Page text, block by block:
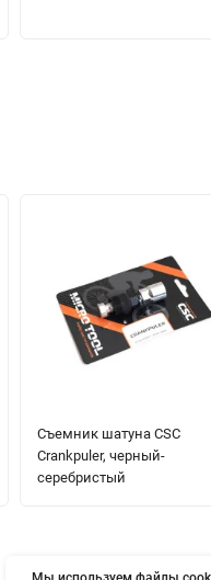
Съемник шатуна CSC
Crankpuler, черный-
серебристый